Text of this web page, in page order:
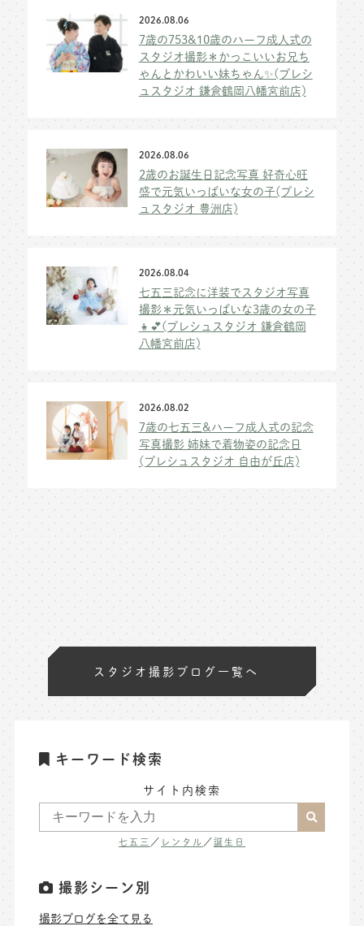
2026.08.06
7歳の753&10歳のハーフ成人式の
スタジオ撮影＊かっこいいお兄ち
ゃんとかわいい妹ちゃん✨(プレシ
ュスタジオ 鎌倉鶴岡八幡宮前店)
2026.08.06
2歳のお誕生日記念写真 好奇心旺
盛で元気いっぱいな女の子(プレシ
ュスタジオ 豊洲店)
2026.08.04
七五三記念に洋装でスタジオ写真
撮影＊元気いっぱいな3歳の女の子
👧💕(プレシュスタジオ 鎌倉鶴岡
八幡宮前店)
2026.08.02
7歳の七五三&ハーフ成人式の記念
写真撮影 姉妹で着物姿の記念日
(プレシュスタジオ 自由が丘店)
スタジオ撮影ブログ一覧へ
キーワード検索
サイト内検索
七五三 ／ レンタル ／誕生日
撮影シーン別
撮影ブログを全て見る